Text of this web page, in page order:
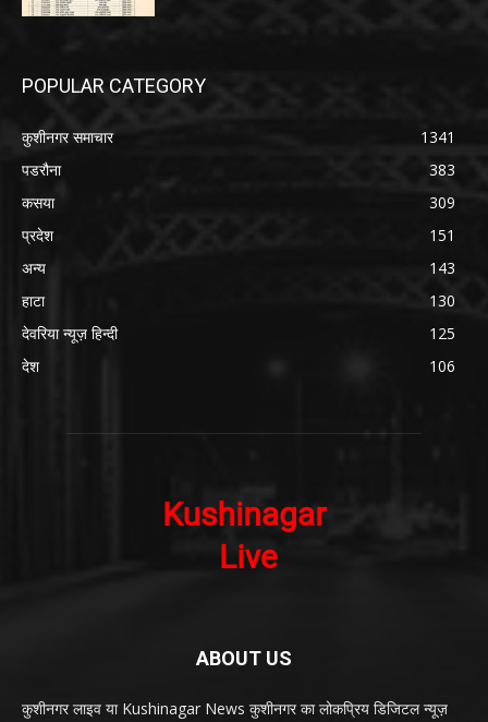
POPULAR CATEGORY
कुशीनगर समाचार
1341
पडरौना
383
कसया
309
प्रदेश
151
अन्य
143
हाटा
130
देवरिया न्यूज़ हिन्दी
125
देश
106
ABOUT US
कुशीनगर लाइव या Kushinagar News कुशीनगर का लोकप्रिय डिजिटल न्यूज़